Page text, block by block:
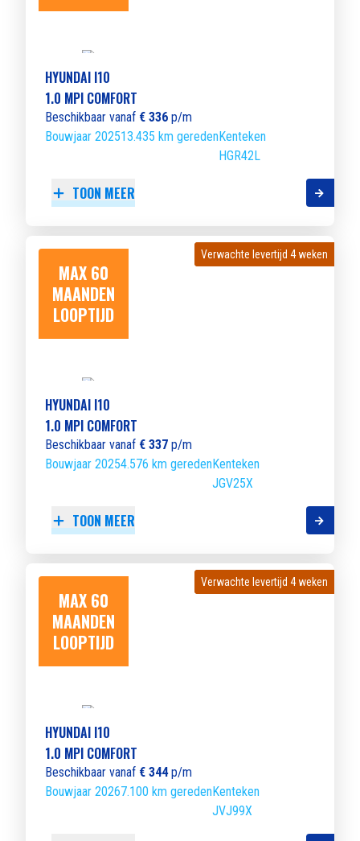
HYUNDAI I10
1.0 MPI COMFORT
Beschikbaar vanaf € 336 p/m
Bouwjaar 202513.435 km geredenKenteken
HGR42L
TOON MEER
MAX 60
MAANDEN
LOOPTIJD
Verwachte levertijd 4 weken
Verwachte levertijd 4 weken
HYUNDAI I10
1.0 MPI COMFORT
Beschikbaar vanaf € 337 p/m
Bouwjaar 20254.576 km geredenKenteken
JGV25X
TOON MEER
MAX 60
MAANDEN
LOOPTIJD
Verwachte levertijd 4 weken
Verwachte levertijd 4 weken
HYUNDAI I10
1.0 MPI COMFORT
Beschikbaar vanaf € 344p/m
Bouwjaar 20267.100 km geredenKenteken
JVJ99X